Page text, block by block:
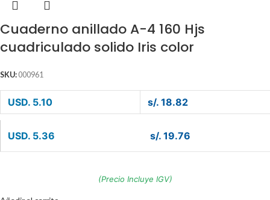
Cuaderno anillado A-4 160 Hjs
cuadriculado solido Iris color
SKU: 000961
USD. 5.10 s/. 18.82
USD. 5.36 s/. 19.76
(Precio Incluye IGV)